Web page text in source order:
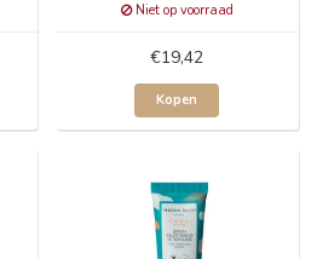
Niet op voorraad
€19,42
Kopen